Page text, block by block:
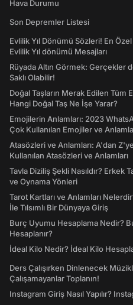
Hava Durumu
Son Depremler Listesi
Evlilik Yıl Dönümü Sözleri! En
Evlilik Yıl dönümü Mesajları
Rüyada Altın Görmek: Gerçekler
Saklı Olabilir!
Doğal Taşların Merak Edilen Tüm
Hangi Doğal Taş Ne İşe Yarar?
Emojilerin Anlamları: 2023
Çok Kullanılan Emojiler ve
Atasözleri ve Anlamları: A'dan
Kullanılan Atasözleri ve Anlamları
Tavla Diziliş Şekli Nasıldır? Erkek
ve Oynama Yönleri
Tarot Kartları ve Anlamları
İle Tılsımlı Bir Dünyaya Giriş
Burç Uyumu Hesaplama Nedir?
Hesaplanır?
İdeal Kilo Nedir? İdeal Kilo
Ders Çalışırken Dinlenecek
Çalışamayanlar Toplanın!
Instagram Giriş Nasıl Yapılır?